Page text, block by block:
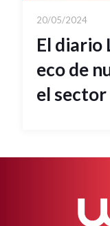
20/05/2024
El diario
eco de
el sector